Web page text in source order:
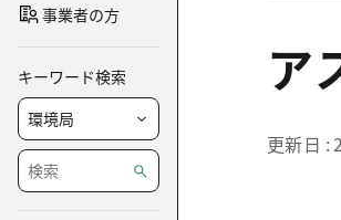
事業者の方
キーワード検索 ア
更新日